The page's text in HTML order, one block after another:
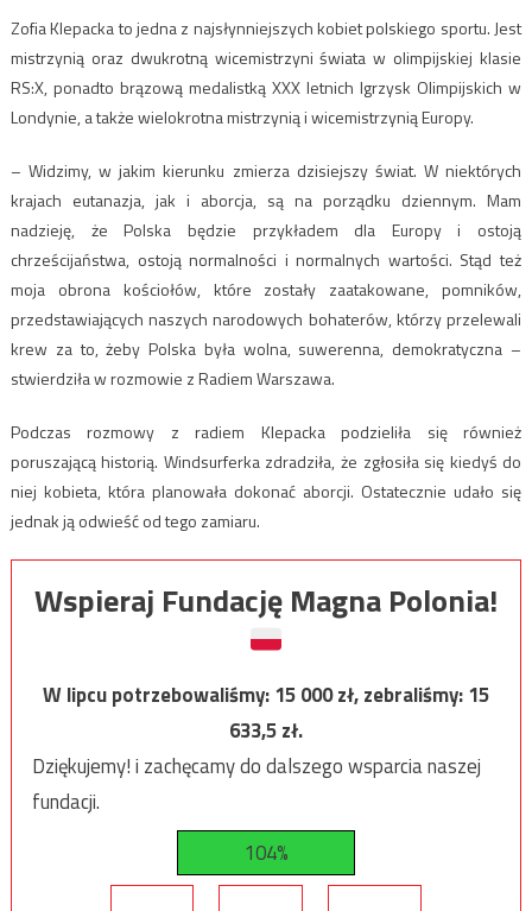
Zofia Klepacka to jedna z najsłynniejszych kobiet polskiego sportu. Jest
mistrzynią oraz dwukrotną wicemistrzyni świata w olimpijskiej klasie
RS:X, ponadto brązową medalistką XXX letnich Igrzysk Olimpijskich w
Londynie, a także wielokrotna mistrzynią i wicemistrzynią Europy.
– Widzimy, w jakim kierunku zmierza dzisiejszy świat. W niektórych
krajach eutanazja, jak i aborcja, są na porządku dziennym. Mam
nadzieję, że Polska będzie przykładem dla Europy i ostoją
chrześcijaństwa, ostoją normalności i normalnych wartości. Stąd też
moja obrona kościołów, które zostały zaatakowane, pomników,
przedstawiających naszych narodowych bohaterów, którzy przelewali
krew za to, żeby Polska była wolna, suwerenna, demokratyczna –
stwierdziła w rozmowie z Radiem Warszawa.
Podczas rozmowy z radiem Klepacka podzieliła się również
poruszającą historią. Windsurferka zdradziła, że zgłosiła się kiedyś do
niej kobieta, która planowała dokonać aborcji. Ostatecznie udało się
jednak ją odwieść od tego zamiaru.
Wspieraj Fundację Magna Polonia!
W lipcu potrzebowaliśmy:15 000zł, zebraliśmy:15
633,5zł.
Dziękujemy! i zachęcamy do dalszego wsparcia naszej
fundacji.
104%